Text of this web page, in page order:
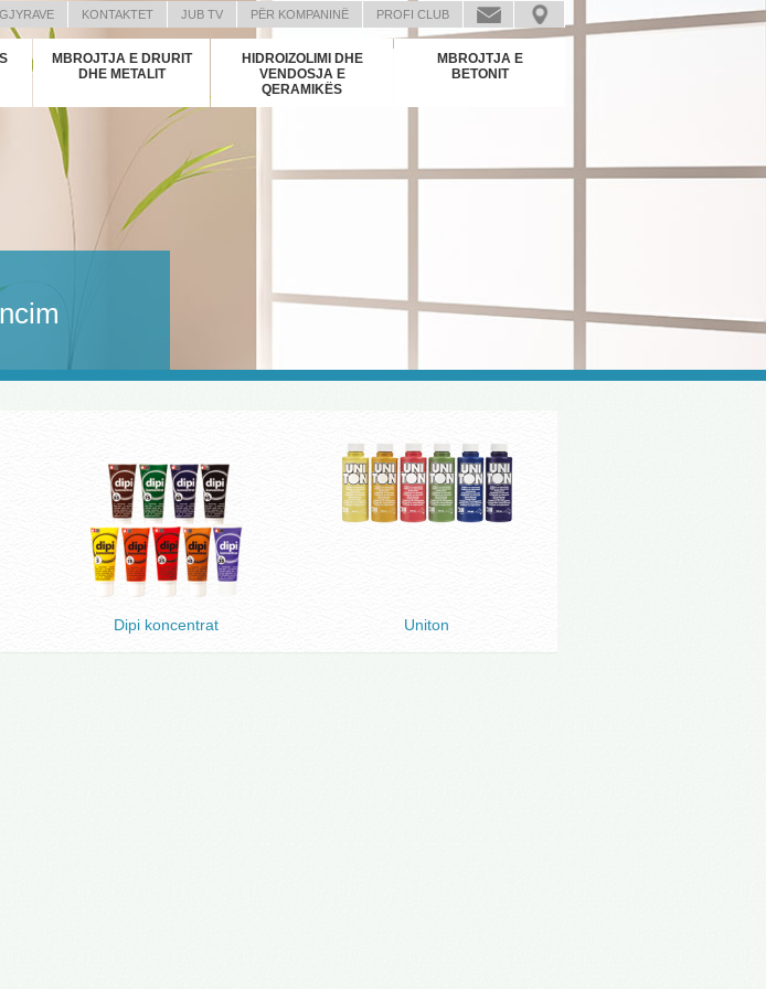
KONTAKTET JUB TV PËR KOMPANINË
PROFI CLUB
MBROJTJA E DRURIT
DHE METALIT
HIDROIZOLIMI DHE
VENDOSJA E
QERAMIKËS
MBROJTJA E
BETONIT
Dipi koncentrat Uniton